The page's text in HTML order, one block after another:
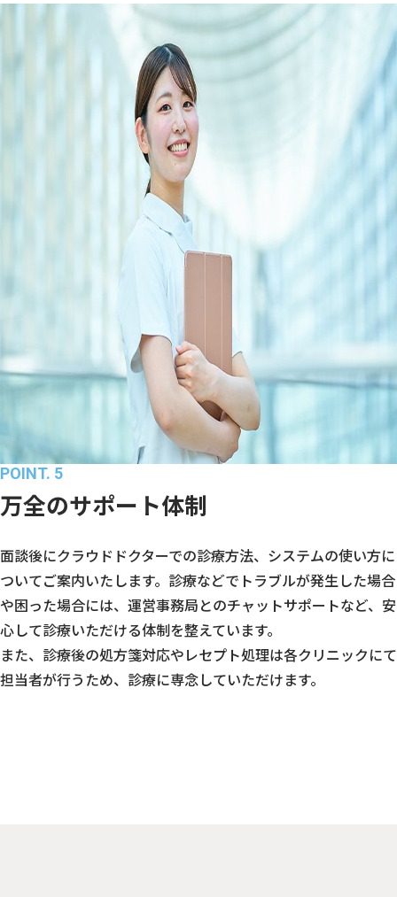
POINT. 5
万全のサポート体制
面談後にクラウドドクターでの診療方法、システムの使い方に
ついてご案内いたします。診療などでトラブルが発生した場合
や困った場合には、運営事務局とのチャットサポートなど、安
心して診療いただける体制を整えています。
また、診療後の処方箋対応やレセプト処理は各クリニックにて
担当者が行うため、診療に専念していただけます。